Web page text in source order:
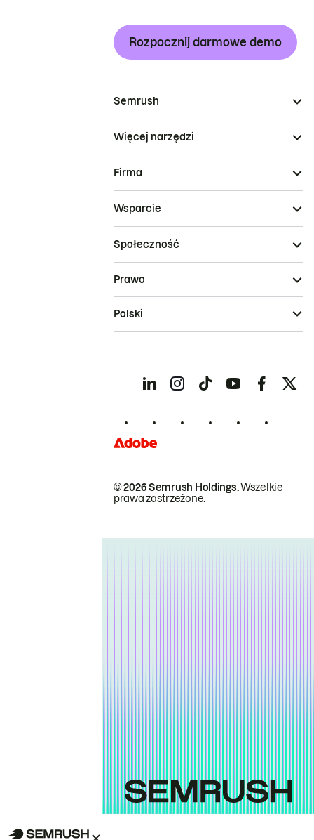
Rozpocznij darmowe demo
Semrush
Więcej narzędzi
Firma
Wsparcie
Społeczność
© 2026 Semrush Holdings.Wszelkie
prawa zastrzeżone.
Prawo
Polski